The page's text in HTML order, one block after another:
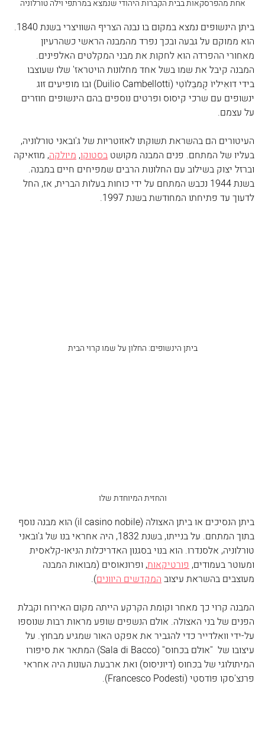
אחת מהפרסקאות בבית הקברות היהודי שנמצא במרתפי וילה טורלוניה
ביתן הינשופים נמצא במקום בו נבנה הצריף השוויצרי בשנת 1840.
הוא ממוקם על גבעה ובכך נפרד מהמבנה הראשי כשהרעיון
מאחורי ההפרדה הוא לחקות את מבני המקלטים האלפינים.
המבנה קיבל את שמו בשל אחד מחלונות הויטראז' שלו שעוצבו
בידי דוּאִיליוֹ קַמבֵּלוֹטִי (Duilio Cambellotti) ובו מופיעים זוג
ינשופים עם שרכי קיסוס ופרטים נוספים בהם הינשופים חוזרים
על עצמם.
העיטורים הם בהשראת תשוקתו לאזוטריות של ג'ובאני טורלוניה,
בעליו של המתחם. פנים המבנה מקושט בסטוקו, מיולקה, מוזאיקה
וברזל יצוק בשילוב עם החלונות הרבים שמפיחים חיים במבנה.
בשנת 1944 נכבש המתחם על ידי כוחות בעלות הברית, אז, החל
לדעוך עד פתיחתו המחודשת בשנת 1997.
ביתן הינשופים: החלון על שמו קרוי הבית
והחזית המיוחדת שלו
ביתן הנסיכים או ביתן האצולה (il casino nobile) הוא מבנה נוסף
בתוך המתחם. על בנייתו, בשנת 1832, היה אחראי בנו של ג'ובאני
טורלוניה, אלסנדרו. הוא בנוי בסגנון האדריכלות הניאו-קלאסית
ומעוטר בעמודים, פורטיקאות, ופרונאוסים (מבואות המבנה
מעוצבים בהשראת עיצוב המקדשים היוונים).
המבנה קרוי כך מאחר וקומת הקרקע הייתה מקום האירוח וקבלת
הפנים של בני האצולה. אולם הנשפים שופע מראות רבות שנוספו
על-ידי וואלדייר כדי להגביר את אפקט האור שמגיע מבחוץ. על
עיצובו של  "אולם בכחוס" (Sala di Bacco) המתאר את סיפורו
המיתולוגי של בכחוס (דיוניסוס) ואת ארבעת העונות היה אחראי
פרנצ'סקו פּוֹדסטִי (Francesco Podesti).